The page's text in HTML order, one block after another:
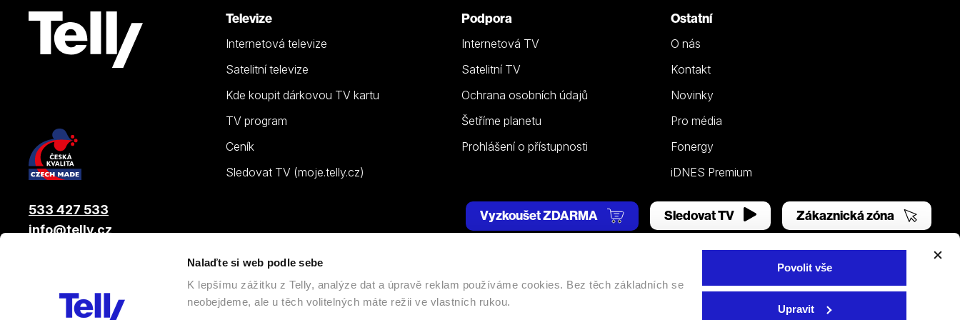
Nalaďte si web podle sebe
K lepšímu zážitku z Telly, analýze dat a úpravě reklam používáme cookies. Bez těch základních se
neobejdeme, ale u těch volitelných máte režii ve vlastních rukou.
Povolit vše
Upravit
Televize
Internetová televize
Satelitní televize
Kde koupit dárkovou TV kartu
TV program
Ceník
Sledovat TV (moje.telly.cz)
Podpora
Internetová TV
Satelitní TV
Ochrana osobních údajů
Šetříme planetu
Prohlášení o přístupnosti
Ostatní
O nás
Kontakt
Novinky
Pro média
Fonergy
iDNES Premium
533 427 533
info@telly.cz
Vyzkoušet ZDARMA Sledovat TV Zákaznická zóna
, člen skupiny LAMA ENERGY GROUP | Všechna práva vyhrazena. |Nastavení cookies